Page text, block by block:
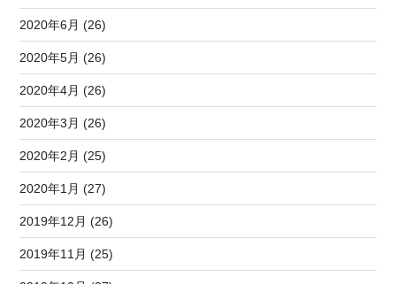
2020年6月 (26)
2020年5月 (26)
2020年4月 (26)
2020年3月 (26)
2020年2月 (25)
2020年1月 (27)
2019年12月 (26)
2019年11月 (25)